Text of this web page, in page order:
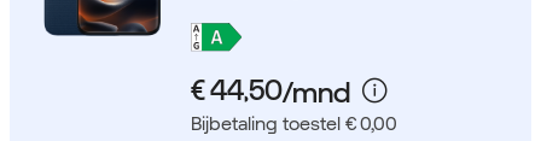
Bijbetaling toestel € 0,00